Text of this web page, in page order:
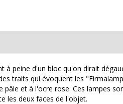
peine d'un bloc qu'on dirait
traits qui évoquent les
et à l'ocre rose. Ces lampes
les deux faces de l'objet.